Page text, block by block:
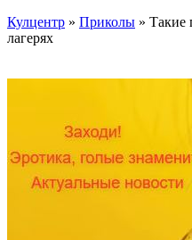
Кулцентр » Приколы » Такие
лагерях